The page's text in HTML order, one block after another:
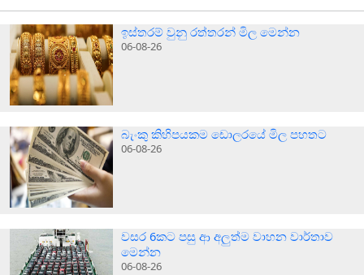
ඉස්තරම් වුනු රත්තරන් මිල මෙන්න
06-08-26
බැංකු කිහිපයකම ඩොලරයේ මිල පහතට
06-08-26
වසර 6කට පසු ආ අලුත්ම වාහන වාර්තාව
මෙන්න
06-08-26